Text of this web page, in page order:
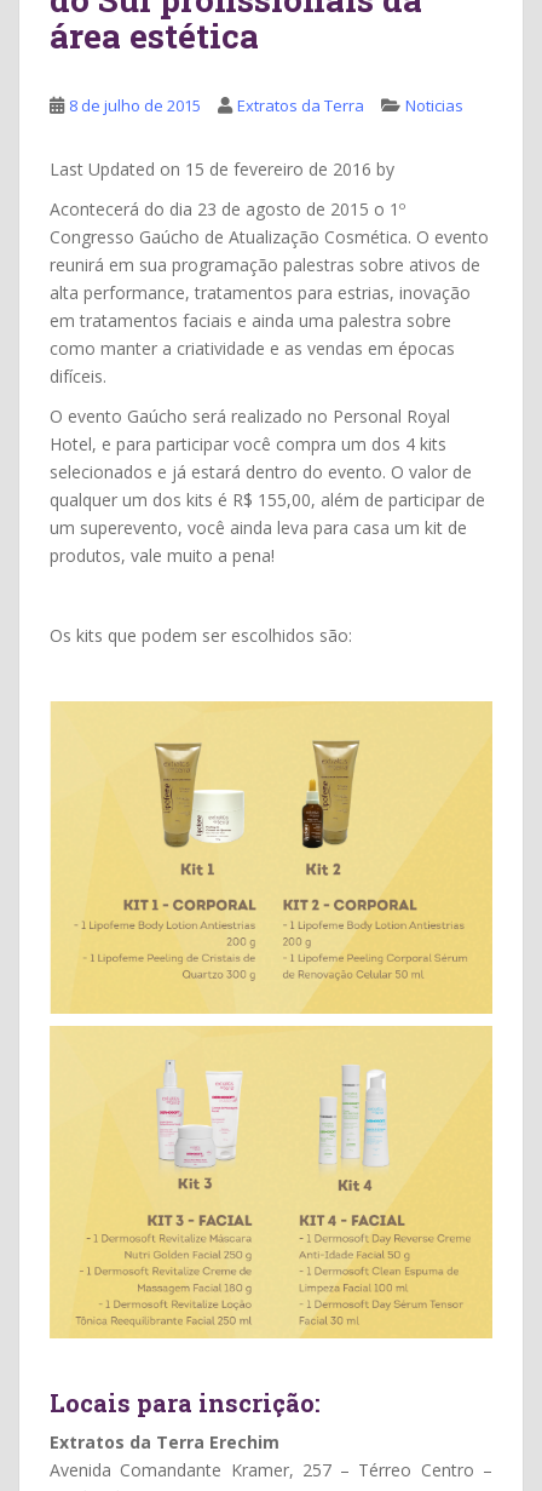
área estética
8 de julho de 2015 Extratos da Terra Noticias
Last Updated on 15 de fevereiro de 2016 by
Acontecerá do dia 23 de agosto de 2015 o 1º
Congresso Gaúcho de Atualização Cosmética. O evento
reunirá em sua programação palestras sobre ativos de
alta performance, tratamentos para estrias, inovação
em tratamentos faciais e ainda uma palestra sobre
como manter a criatividade e as vendas em épocas
difíceis.
O evento Gaúcho será realizado no Personal Royal
Hotel, e para participar você compra um dos 4 kits
selecionados e já estará dentro do evento. O valor de
qualquer um dos kits é R$ 155,00, além de participar de
um superevento, você ainda leva para casa um kit de
produtos, vale muito a pena!
Os kits que podem ser escolhidos são:
Locais para inscrição:
Extratos da Terra Erechim
Avenida Comandante Kramer, 257 – Térreo Centro –